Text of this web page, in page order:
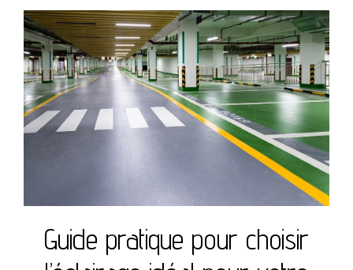
Guide pratique pour choisir